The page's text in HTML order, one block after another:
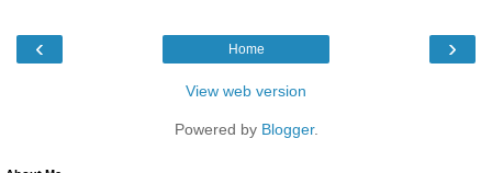
‹ ›
Home
View web version
Powered by Blogger.